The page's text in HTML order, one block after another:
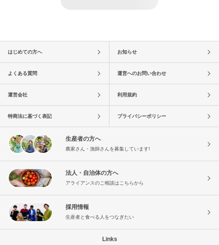
はじめての方へ お知らせ
よくある質問 運営へのお問い合わせ
運営会社 利用規約
特商法に基づく表記 プライバシーポリシー
生産者の方へ
農家さん・漁師さんを募集しています!
法人・自治体の方へ
アライアンスのご相談はこちらから
採用情報
生産者と食べる人をつなぎたい
Links